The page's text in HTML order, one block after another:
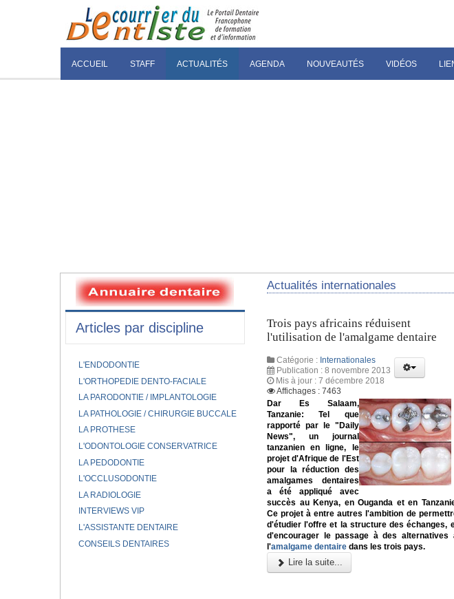
ACCUEIL STAFF ACTUALITÉS AGENDA NOUVEAUTÉS VIDÉOS
Actualités internationales
Trois pays africains réduisent
l'utilisation de l'amalgame dentaire
Catégorie : Internationales
Publication : 8 novembre 2013
Mis à jour : 7 décembre 2018
Affichages : 7463
Dar Es Salaam,
Tanzanie: Tel que
rapporté par le "Daily
News", un journal
tanzanien en ligne, le
projet d'Afrique de l'Est
pour la réduction des
amalgames dentaires
a été appliqué avec
succès au Kenya, en Ouganda et en
Ce projet à entre autres l'ambition de
d'étudier l'offre et la structure des échanges,
d'encourager le passage à des alternatives
l'amalgame dentaire dans les trois pays.
Lire la suite...
Articles par discipline
L'ENDODONTIE
L'ORTHOPEDIE DENTO-FACIALE
LA PARODONTIE / IMPLANTOLOGIE
LA PATHOLOGIE / CHIRURGIE BUCCALE
LA PROTHESE
L'ODONTOLOGIE CONSERVATRICE
LA PEDODONTIE
L'OCCLUSODONTIE
LA RADIOLOGIE
INTERVIEWS VIP
L'ASSISTANTE DENTAIRE
CONSEILS DENTAIRES